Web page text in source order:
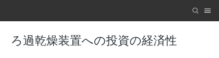
ろ過乾燥装置への投資の経済性